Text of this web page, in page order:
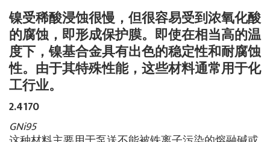
镍受稀酸浸蚀很慢，但很容易受到浓氧化酸
的腐蚀，即形成保护膜。即使在相当高的温
度下，镍基合金具有出色的稳定性和耐腐蚀
性。由于其特殊性能，这些材料通常用于化
工行业。
2.4170
GNi95